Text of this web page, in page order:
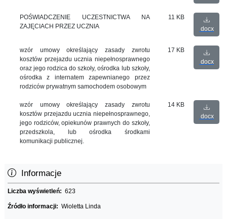
POŚWIADCZENIE UCZESTNICTWA NA
ZAJĘCIACH PRZEZ UCZNIA
11 KB
docx
wzór umowy określający zasady zwrotu
kosztów przejazdu ucznia niepełnosprawnego
oraz jego rodzica do szkoły, ośrodka lub szkoły,
ośrodka z internatem zapewnianego przez
rodziców prywatnym samochodem osobowym
17 KB
docx
wzór umowy określający zasady zwrotu
kosztów przejazdu ucznia niepełnosprawnego,
jego rodziców, opiekunów prawnych do szkoły,
przedszkola, lub ośrodka środkami
komunikacji publicznej.
14 KB
docx
Informacje
Liczba wyświetleń: 623
Źródło informacji: Wioletta Linda